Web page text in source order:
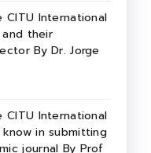
International
and their
By Dr. Jorge
International
in submitting
journal By Prof